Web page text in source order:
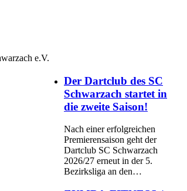
e.V.
Der Dartclub des SC
Schwarzach startet in
die zweite Saison!
Nach einer erfolgreichen
Premierensaison geht der
Dartclub SC Schwarzach
2026/27 erneut in der 5.
Bezirksliga an den…